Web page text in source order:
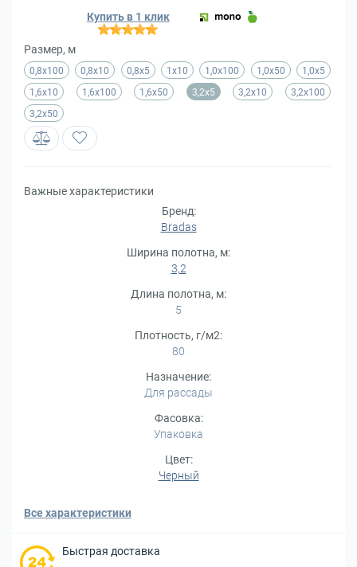
Купить в 1 клик
Размер, м
0,8х100 0,8х10 0,8х5 1х10 1,0х100 1,0х50
1,0х5
1,6х10
1,6х100 1,6х50 3,2х5 3,2х10
3,2х100
3,2х50
Важные характеристики
Бренд:
Bradas
Ширина полотна, м:
3,2
Длина полотна, м:
5
Плотность, г/м2:
80
Назначение:
Для рассады
Фасовка:
Упаковка
Цвет:
Черный
Все характеристики
Быстрая доставка